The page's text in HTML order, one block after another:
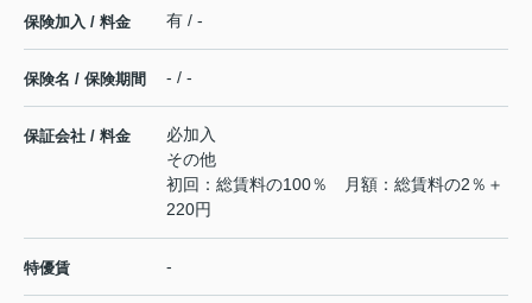
保険加入 / 料金 有 / -
保険名 / 保険期間 - / -
保証会社 / 料金
必加入
その他
初回：総賃料の100％ 月額：総賃料の2％＋
220円
特優賃 -